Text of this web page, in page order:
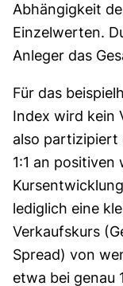
Abhängigkeit
Einzelwerten.
Anleger das
Für das
Index wird kein
also partizipiert
1:1 an positiven
lediglich eine
Verkaufskurs
Spread) von
etwa bei genau